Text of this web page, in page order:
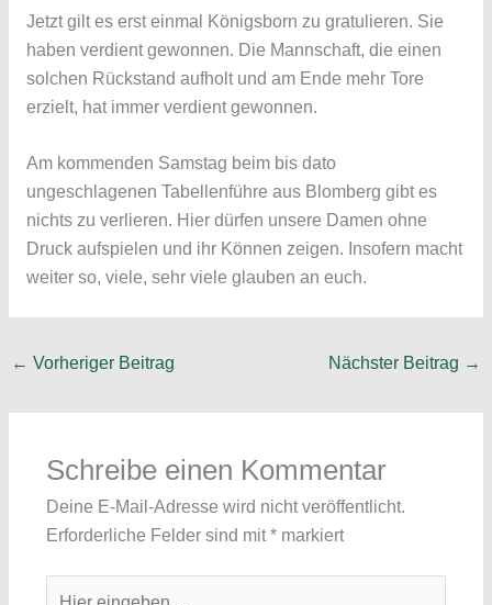
Jetzt gilt es erst einmal Königsborn zu gratulieren. Sie
haben verdient gewonnen. Die Mannschaft, die einen
solchen Rückstand aufholt und am Ende mehr Tore
erzielt, hat immer verdient gewonnen.
Am kommenden Samstag beim bis dato
ungeschlagenen Tabellenführe aus Blomberg gibt es
nichts zu verlieren. Hier dürfen unsere Damen ohne
Druck aufspielen und ihr Können zeigen. Insofern macht
weiter so, viele, sehr viele glauben an euch.
← Vorheriger Beitrag Nächster Beitrag →
Schreibe einen Kommentar
Deine E-Mail-Adresse wird nicht veröffentlicht.
Erforderliche Felder sind mit*markiert